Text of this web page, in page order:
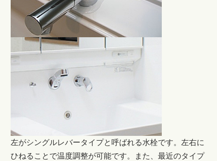
左がシングルレバータイプと呼ばれる水栓です。左右に
ひねることで温度調整が可能です。また、最近のタイプ